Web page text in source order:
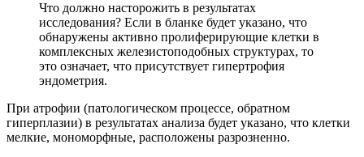
Что должно насторожить в результатах
исследования? Если в бланке будет указано, что
обнаружены активно пролиферирующие клетки в
комплексных железистоподобных структурах, то
это означает, что присутствует гипертрофия
эндометрия.
При атрофии (патологическом процессе, обратном
гиперплазии) в результатах анализа будет указано, что клетки
мелкие, мономорфные, расположены разрозненно.